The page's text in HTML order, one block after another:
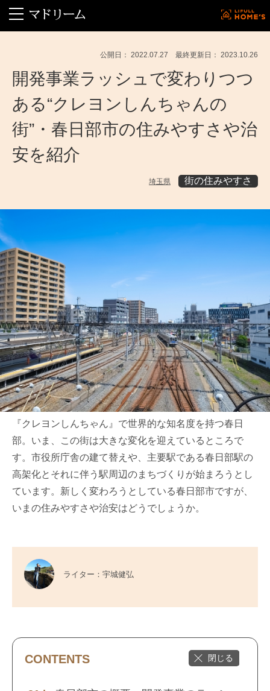
公開日： 2022.07.27 最終更新日： 2023.10.26
開発事業ラッシュで変わりつつ
ある“クレヨンしんちゃんの
街”・春日部市の住みやすさや治
安を紹介
埼玉県 街の住みやすさ
『クレヨンしんちゃん』で世界的な知名度を持つ春日
部。いま、この街は大きな変化を迎えているところで
す。市役所庁舎の建て替えや、主要駅である春日部駅の
高架化とそれに伴う駅周辺のまちづくりが始まろうとし
ています。新しく変わろうとしている春日部市ですが、
いまの住みやすさや治安はどうでしょうか。
ライター：宇城健弘
CONTENTS